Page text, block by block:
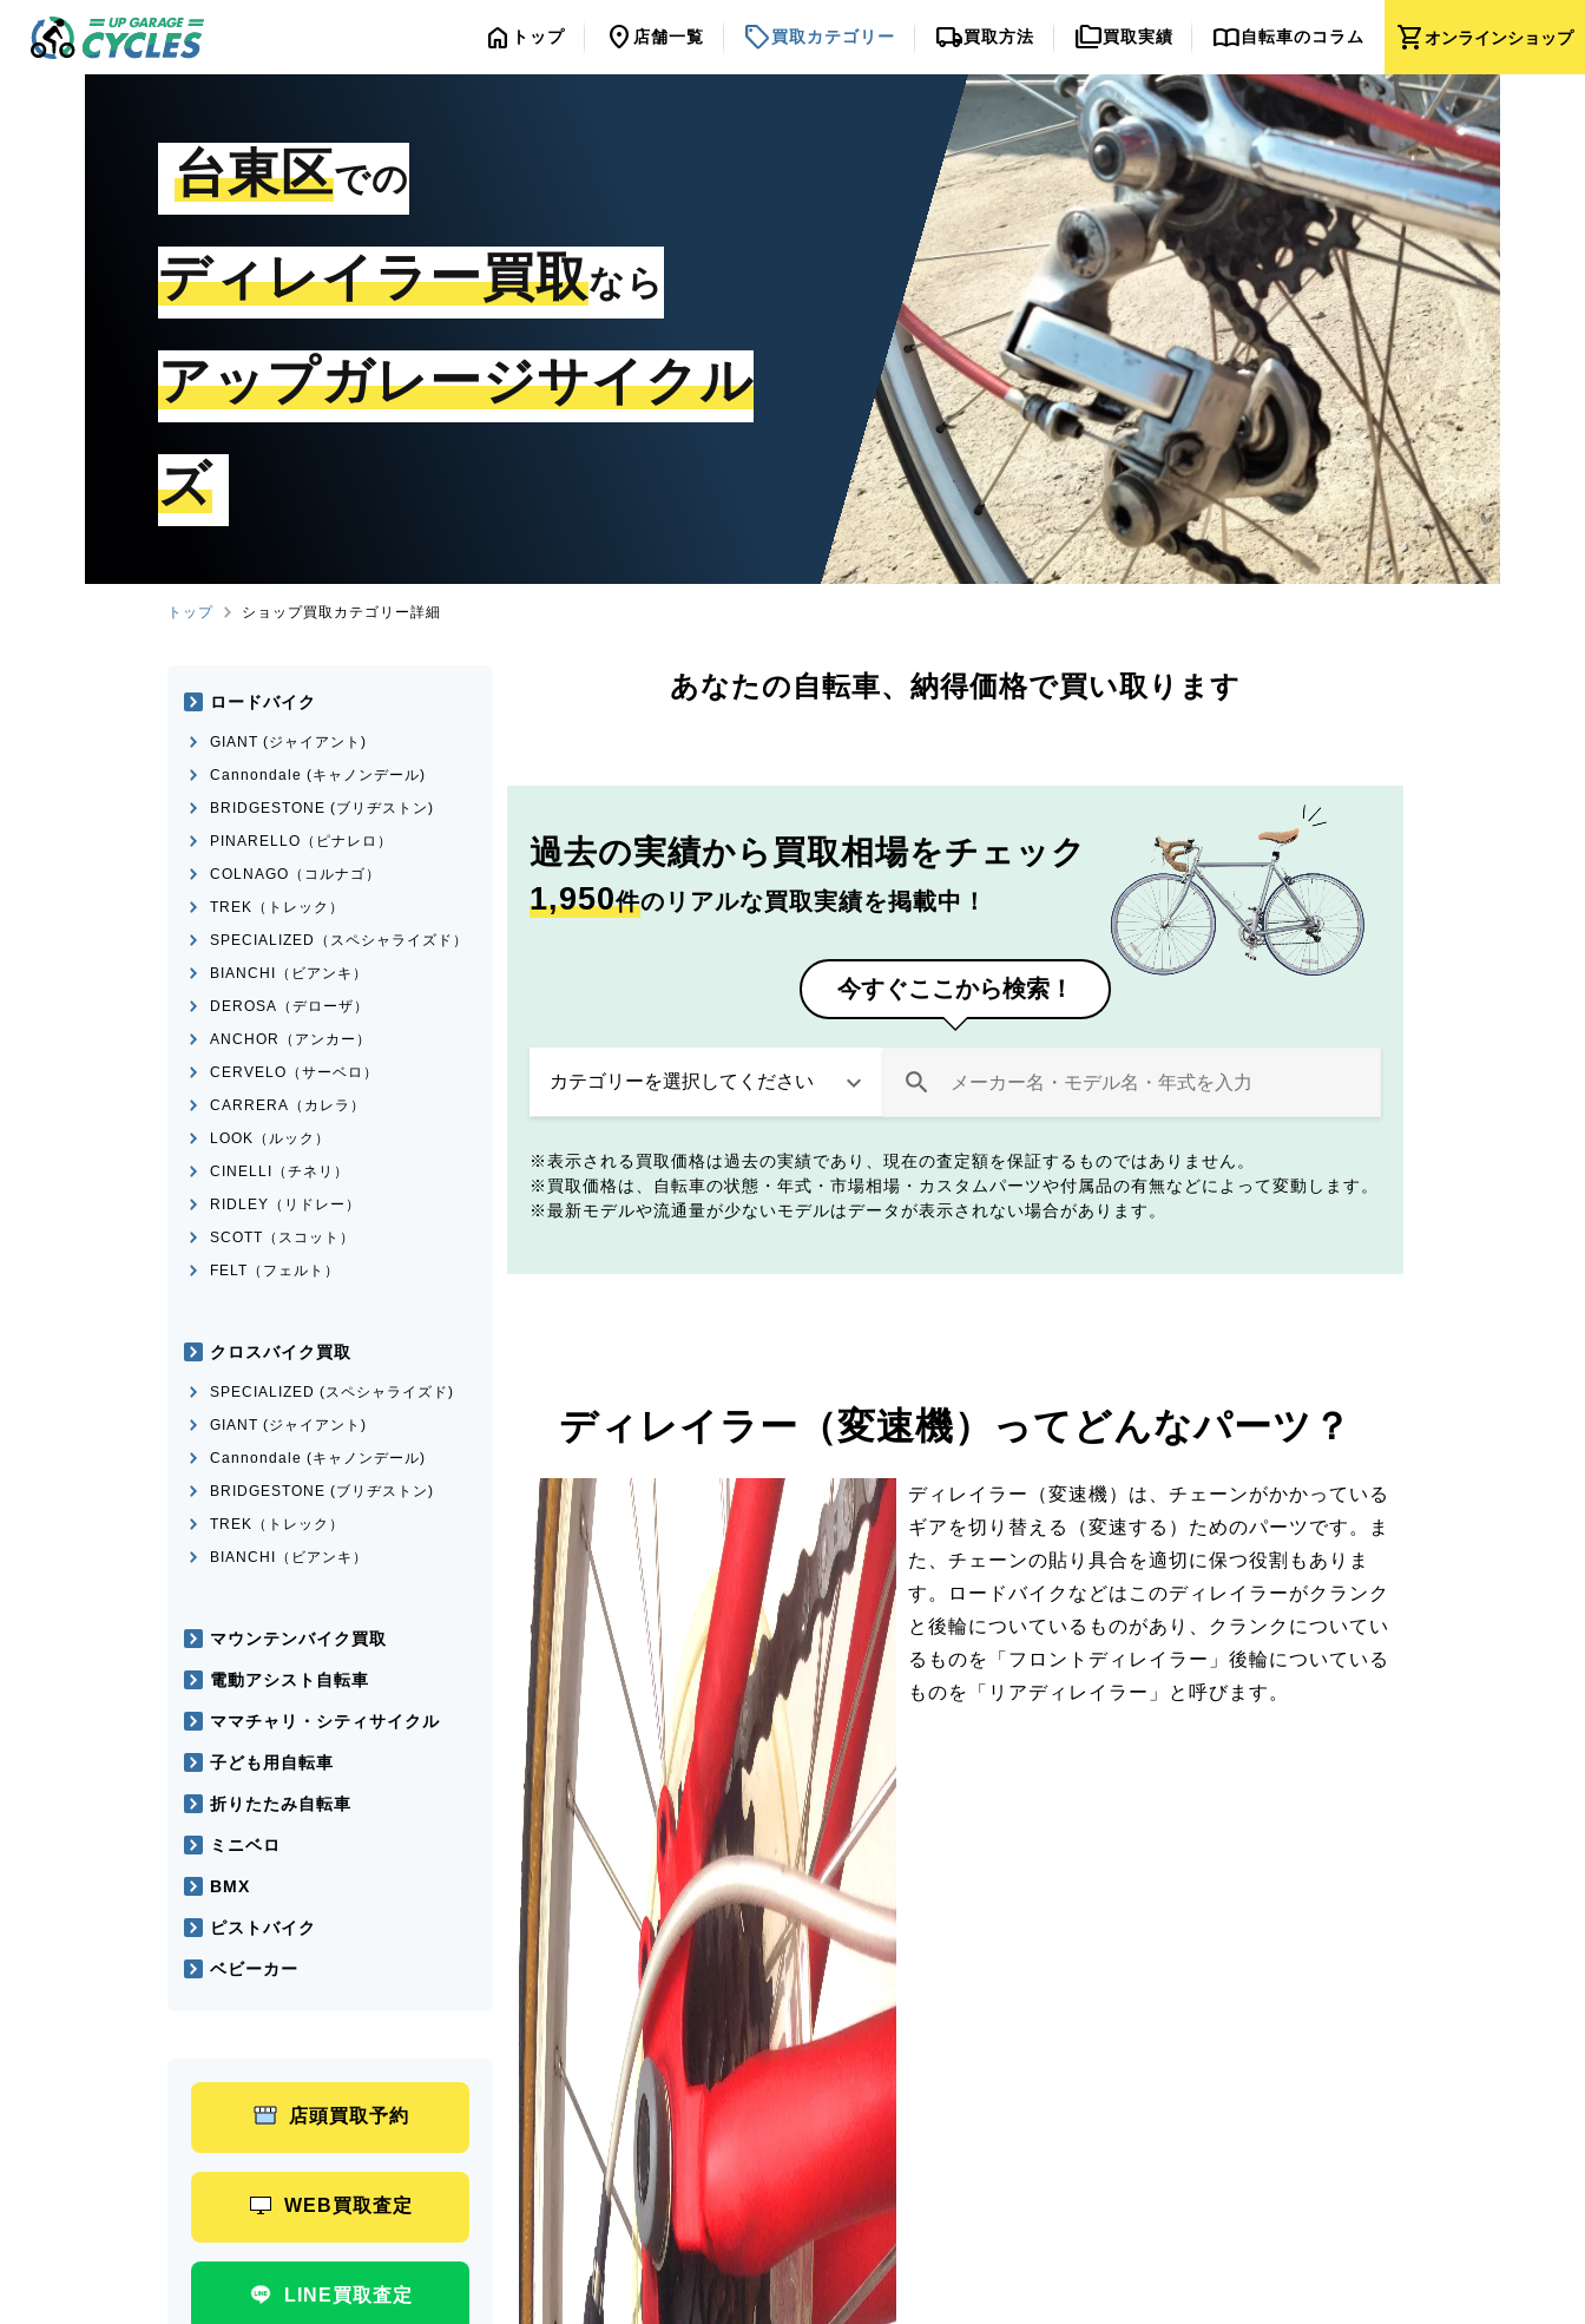
shopping_cartオンラインショップ
home トップ location_on 店舗一覧 sell買取カテゴリー local_shipping買取方法 folder_copy買取実績 import_contacts自転車のコラム
台東区での
ディレイラー買取なら
アップガレージサイクル
ズ
トップ ショップ買取カテゴリー詳細
あなたの自転車、 納得価格で買い取ります
過去の実績から 買取相場をチェック
1,950件のリアルな買取実績を掲載中！
今すぐここから検索！
表示される買取価格は過去の実績であり、現在の査定額を保証するものではありません。
買取価格は、自転車の状態・年式・市場相場・カスタムパーツや付属品の有無などによって変動します。
最新モデルや流通量が少ないモデルはデータが表示されない場合があります。
ディレイラー（変速機）ってどんなパーツ？
ディレイラー（変速機）は、チェーンがかかっている
ギアを切り替える（変速する）ためのパーツです。ま
た、チェーンの貼り具合を適切に保つ役割もありま
す。ロードバイクなどはこのディレイラーがクランク
と後輪についているものがあり、クランクについてい
るものを「フロントディレイラー」後輪についている
ものを「リアディレイラー」と呼びます。
ロードバイク
GIANT (ジャイアント)
Cannondale (キャノンデール)
BRIDGESTONE (ブリヂストン)
PINARELLO（ピナレロ）
COLNAGO（コルナゴ）
TREK（トレック）
SPECIALIZED（スペシャライズド）
BIANCHI（ビアンキ）
DEROSA（デローザ）
ANCHOR（アンカー）
CERVELO（サーベロ）
CARRERA（カレラ）
LOOK（ルック）
CINELLI（チネリ）
RIDLEY（リドレー）
SCOTT（スコット）
FELT（フェルト）
クロスバイク買取
SPECIALIZED (スペシャライズド)
GIANT (ジャイアント)
Cannondale (キャノンデール)
BRIDGESTONE (ブリヂストン)
TREK（トレック）
BIANCHI（ビアンキ）
マウンテンバイク買取
電動アシスト自転車
ママチャリ・シティサイクル
子ども用自転車
折りたたみ自転車
ミニベロ
BMX
ピストバイク
ベビーカー
店頭買取予約
WEB買取査定
LINE買取査定